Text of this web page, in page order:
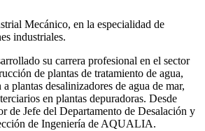
Mecánico, en la especialidad de
industriales.
su carrera profesional en el sector
de plantas de tratamiento de agua,
plantas desalinizadores de agua de mar,
en plantas depuradoras. Desde
de Jefe del Departamento de Desalación y
de Ingeniería de AQUALIA.